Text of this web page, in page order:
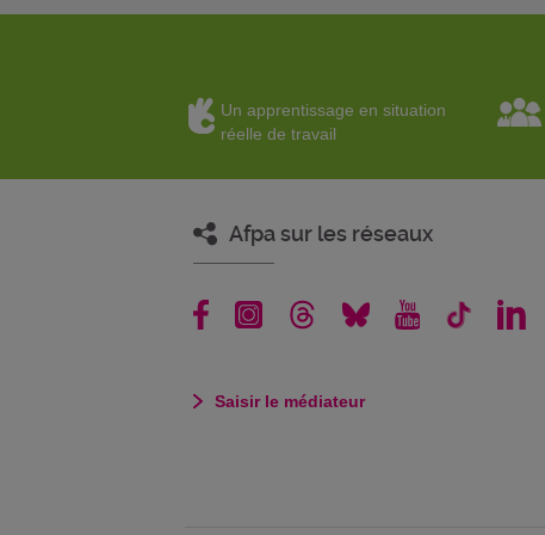
Un apprentissage en situation
réelle de travail
Afpa sur les réseaux
Saisir le médiateur